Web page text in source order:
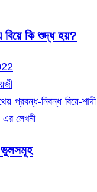
বিয়ে কি শুদ্ধ হয়?
প্রবন্ধ-নিবন্ধ বিয়ে-শাদী
লেখনী
ভুলসমূহ